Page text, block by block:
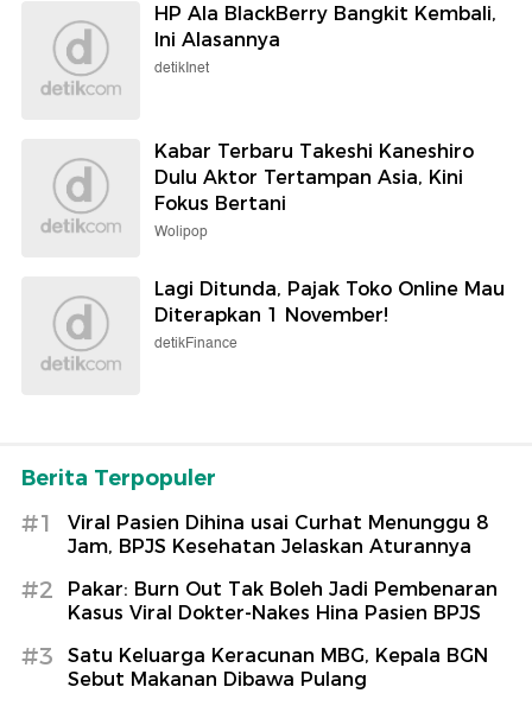
HP Ala BlackBerry Bangkit Kembali,
Ini Alasannya
detikInet
Kabar Terbaru Takeshi Kaneshiro
Dulu Aktor Tertampan Asia, Kini
Fokus Bertani
Wolipop
Lagi Ditunda, Pajak Toko Online Mau
Diterapkan 1 November!
detikFinance
Berita Terpopuler
#1
Viral Pasien Dihina usai Curhat Menunggu 8
Jam, BPJS Kesehatan Jelaskan Aturannya
#2
Pakar: Burn Out Tak Boleh Jadi Pembenaran
Kasus Viral Dokter-Nakes Hina Pasien BPJS
#3
Satu Keluarga Keracunan MBG, Kepala BGN
Sebut Makanan Dibawa Pulang